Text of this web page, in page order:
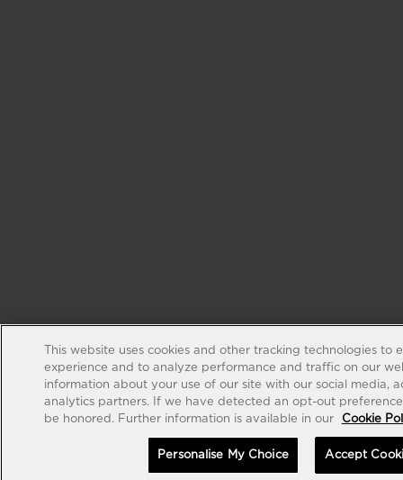
This website uses cookies and other tracking technologies to
experience and to analyze performance and traffic on our
information about your use of our site with our social media,
analytics partners. If we have detected an opt-out
be honored. Further information is available in our
Cookie
Personalise My Choice Accept